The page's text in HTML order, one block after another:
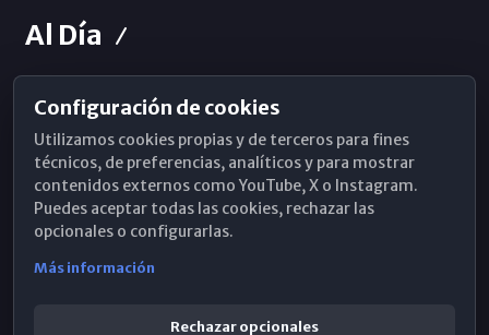
Al Día
Horarios de Misa
Hemeroteca
WhatsApp
Configuración de cookies
Utilizamos cookies propias y de terceros para fines
técnicos, de preferencias, analíticos y para mostrar
contenidos externos como YouTube, X o Instagram.
Puedes aceptar todas las cookies, rechazar las
opcionales o configurarlas.
Más información
Rechazar opcionales